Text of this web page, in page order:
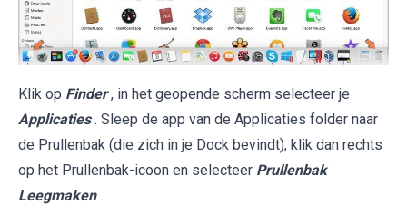
Klik op Finder , in het geopende scherm selecteer je
Applicaties . Sleep de app van de Applicaties folder naar
de Prullenbak (die zich in je Dock bevindt), klik dan rechts
op het Prullenbak-icoon en selecteer Prullenbak
Leegmaken .